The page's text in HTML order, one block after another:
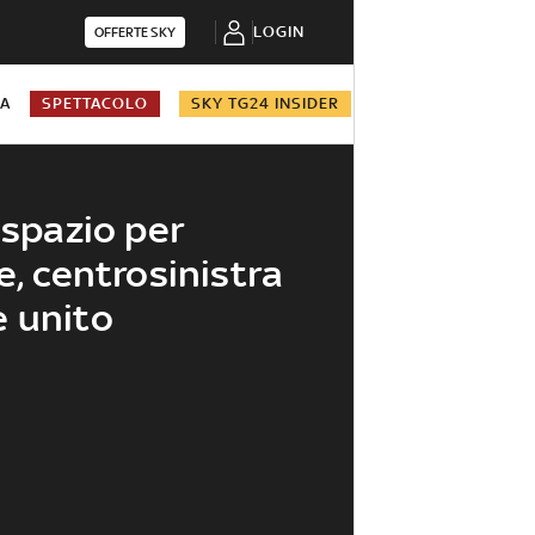
OFFERTE SKY LOGIN
SPETTACOLO SKY TG24 INSIDER
per
centrosinistra
unito